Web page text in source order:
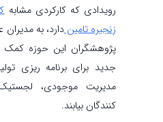
رویدادی که کارکردی مشابه
زنجیره تامیندارد، به
پژوهشگران این حوزه
جدید برای برنامه ریزی
مدیریت موجودی،
کنندگان بیابند.